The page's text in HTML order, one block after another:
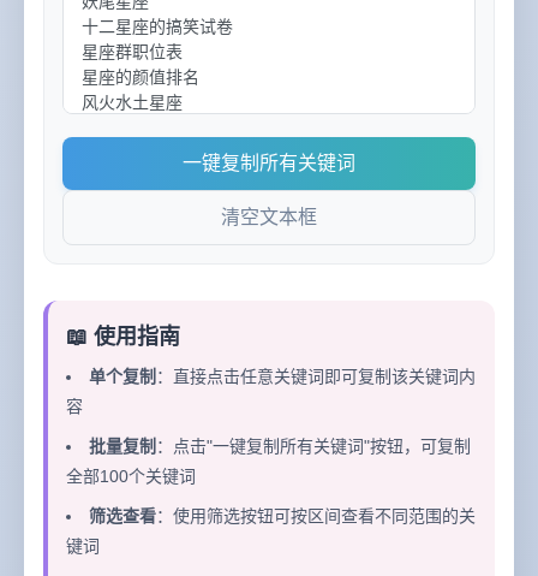
一键复制所有关键词
清空文本框
📖 使用指南
单个复制 ：直接点击任意关键词即可复制该关键词内
容
批量复制 ：点击"一键复制所有关键词"按钮，可复制
全部100个关键词
筛选查看：使用筛选按钮可按区间查看不同范围的关
键词